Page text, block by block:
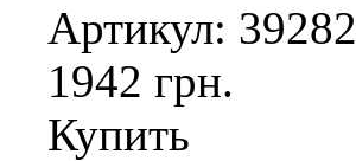
Артикул: 39282
1942 грн.
Купить